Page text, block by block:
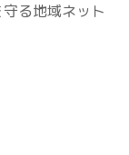
る地域ネット